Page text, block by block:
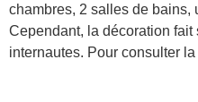
chambres, 2 salles de
Cependant, la décoration fait
internautes. Pour consulter